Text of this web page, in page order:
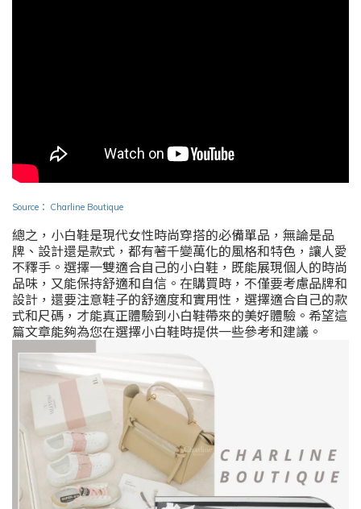
Source ： Charline Boutique
總之，小白鞋是現代女性時尚穿搭的必備單品，無論是品
牌、設計還是款式，都有著千變萬化的風格和特色，讓人愛
不釋手。選擇一雙適合自己的小白鞋，既能展現個人的時尚
品味，又能保持舒適和自信。在購買時，不僅要考慮品牌和
設計，還要注意鞋子的舒適度和實用性，選擇適合自己的款
式和尺碼，才能真正體驗到小白鞋帶來的美好體驗。希望這
篇文章能夠為您在選擇小白鞋時提供一些參考和建議。